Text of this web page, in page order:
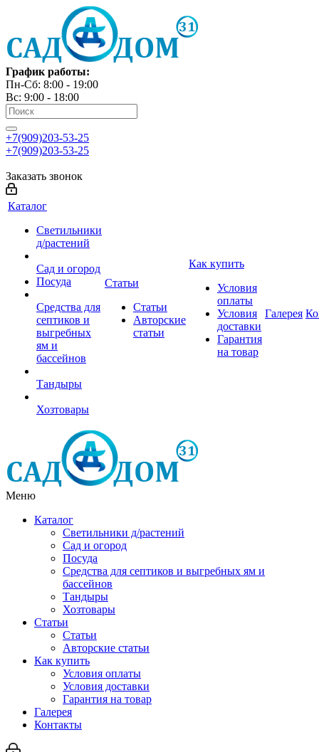
График работы:
Пн-Сб: 8:00 - 19:00
Вс: 9:00 - 18:00
+7(909)203-53-25
+7(909)203-53-25
Заказать звонок
Каталог
Светильники
д/растений
Сад и огород
Посуда
Средства для
септиков и
выгребных
ям и
бассейнов
Тандыры
Хозтовары
Статьи
Статьи
Авторские
статьи
Как купить
Условия
оплаты
Условия
доставки
Гарантия
на товар
Галерея
Меню
Каталог
Светильники д/растений
Сад и огород
Посуда
Средства для септиков и выгребных ям и
бассейнов
Тандыры
Хозтовары
Статьи
Статьи
Авторские статьи
Как купить
Условия оплаты
Условия доставки
Гарантия на товар
Галерея
Контакты